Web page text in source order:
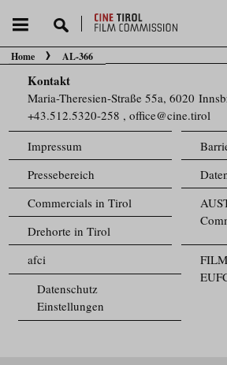
Sie befinden sich hier:
Home AL-366
Kontakt
Maria-Theresien-Straße 55a, 6020
+43.512.5320-258 ,office@cine.tirol
Impressum
Pressebereich
Commercials in Tirol
Drehorte in Tirol
afci
Datenschutz
Einstellungen